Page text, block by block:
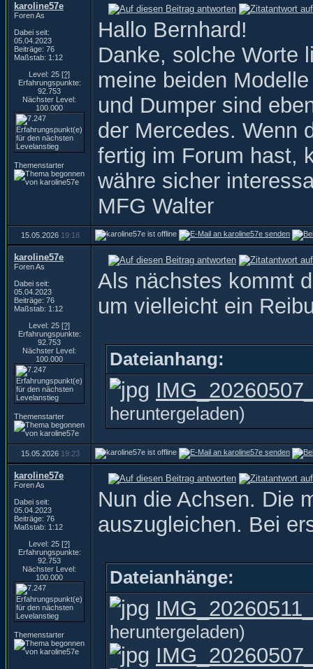
karoline57e
Foren As
Dabei seit:
05.04.2023
Beiträge: 76
Maßstab: 1:12
Level: 25 [?]
Erfahrungspunkte:
92.753
Nächster Level:
100.000
Themenstarter
Hallo Bernhard!
Danke, solche Worte
meine beiden
und Dumper sind
der Mercedes. Wenn
fertig im Forum hast,
währe sicher
MFG Walter
15.05.2026 19:18
karoline57e
Foren As
Dabei seit:
05.04.2023
Beiträge: 76
Maßstab: 1:12
Level: 25 [?]
Erfahrungspunkte:
92.753
Nächster Level:
100.000
Themenstarter
Als nächstes kommt
um vielleicht ein
Dateianhang:
heruntergeladen)
15.05.2026 19:23
karoline57e
Foren As
Dabei seit:
05.04.2023
Beiträge: 76
Maßstab: 1:12
Level: 25 [?]
Erfahrungspunkte:
92.753
Nächster Level:
100.000
Themenstarter
Nun die Achsen. Die
auszugleichen. Bei
Dateianhänge:
heruntergeladen)